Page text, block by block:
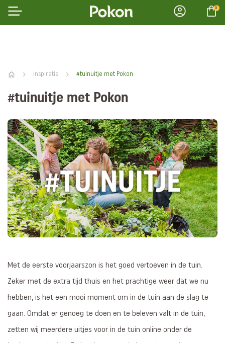
0
Inspiratie #tuinuitje met Pokon
#tuinuitje met Pokon
Met de eerste voorjaarszon is het goed vertoeven in de tuin.
Zeker met de extra tijd thuis en het prachtige weer dat we nu
hebben, is het een mooi moment om in de tuin aan de slag te
gaan. Omdat er genoeg te doen en te beleven valt in de tuin,
zetten wij meerdere uitjes voor in de tuin online onder de